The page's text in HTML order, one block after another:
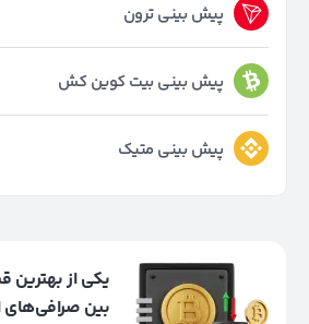
پیش بینی ترون
پیش بینی بیت کوین کش
پیش بینی متیک
یکی از
بین صرافی‌های